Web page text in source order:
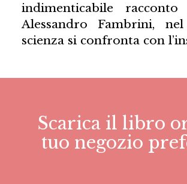
indimenticabile
Alessandro Fambrini,
scienza si confronta con
Scarica il libro
tuo negozio